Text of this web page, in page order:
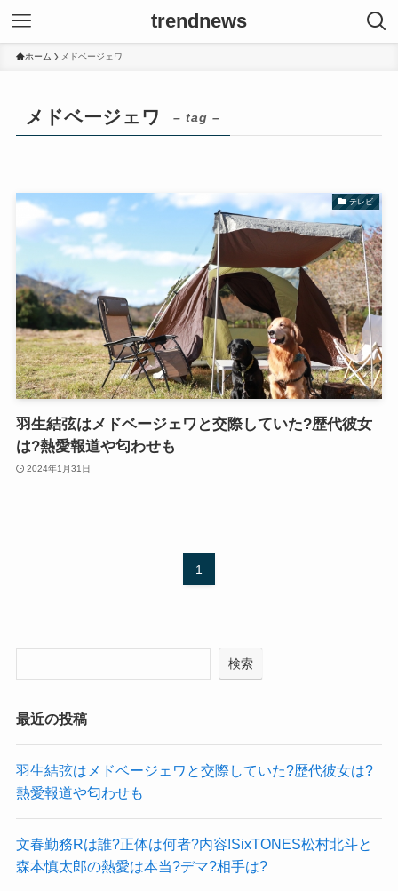
trendnews
ホーム メドベージェワ
メドベージェワ – tag –
テレビ
羽生結弦はメドベージェワと交際していた?歴代彼女
は?熱愛報道や匂わせも
2024年1月31日
1
検索
最近の投稿
羽生結弦はメドベージェワと交際していた?歴代彼女は?
熱愛報道や匂わせも
文春勤務Rは誰?正体は何者?内容!SixTONES松村北斗と
森本慎太郎の熱愛は本当?デマ?相手は?